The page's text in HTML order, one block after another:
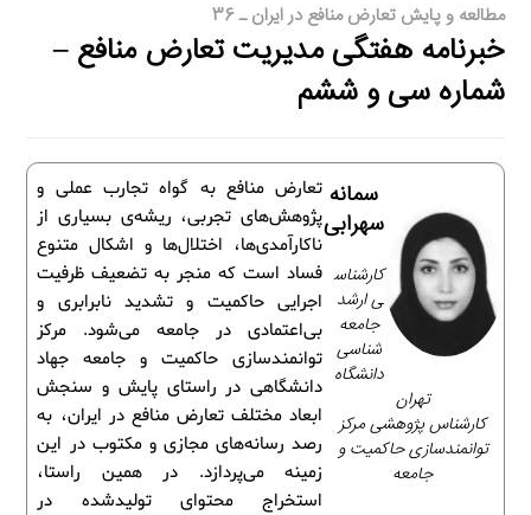
مطالعه و پایش تعارض منافع در ایران ـ 36
خبرنامه هفتگی مدیریت تعارض منافع –
شماره سی‌ و ششم
تعارض منافع به گواه تجارب عملی و
پژوهش‌های تجربی، ریشه‌ی بسیاری از
ناکارآمدی‌ها، اختلال‌ها و اشکال متنوع
فساد است که منجر به تضعیف ظرفیت
اجرایی حاکمیت و تشدید نابرابری و
بی‌اعتمادی در جامعه می‌شود. مرکز
توانمندسازی حاکمیت و جامعه جهاد
دانشگاهی در راستای پایش و سنجش
ابعاد مختلف تعارض منافع در ایران، به
رصد رسانه‌های مجازی و مکتوب در این
زمینه می‌پردازد. در همین راستا،
استخراج محتوای تولیدشده در
سمانه
سهرابی
کارشناس
ی ارشد
جامعه‌
شناسی
دانشگاه
تهران
کارشناس پژوهشی مرکز
توانمندسازی حاکمیت و
جامعه